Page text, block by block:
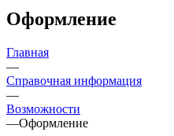
Оформление
Главная
—
Справочная информация
—
Возможности
—Оформление